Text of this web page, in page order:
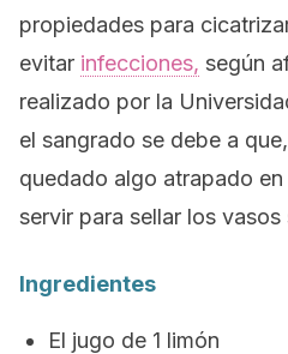
propiedades para
evitar infecciones, según
realizado por la
el sangrado se debe a
quedado algo atrapado
servir para sellar los
Ingredientes
El jugo de 1 limón